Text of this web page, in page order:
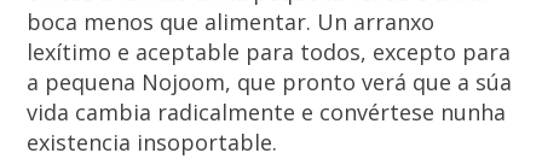
boca menos que alimentar. Un arranxo
lexítimo e aceptable para todos, excepto para
a pequena Nojoom, que pronto verá que a súa
vida cambia radicalmente e convértese nunha
existencia insoportable.